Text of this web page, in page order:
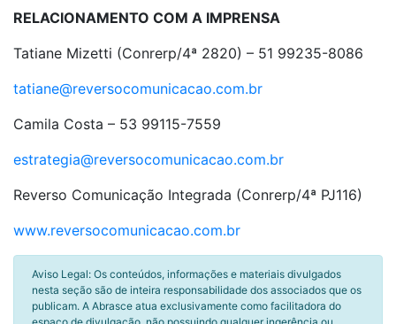
RELACIONAMENTO COM A IMPRENSA
Tatiane Mizetti (Conrerp/4ª 2820) – 51 99235-8086
tatiane@reversocomunicacao.com.br
Camila Costa – 53 99115-7559
estrategia@reversocomunicacao.com.br
Reverso Comunicação Integrada (Conrerp/4ª PJ116)
www.reversocomunicacao.com.br
Aviso Legal: Os conteúdos, informações e materiais divulgados
nesta seção são de inteira responsabilidade dos associados que os
publicam. A Abrasce atua exclusivamente como facilitadora do